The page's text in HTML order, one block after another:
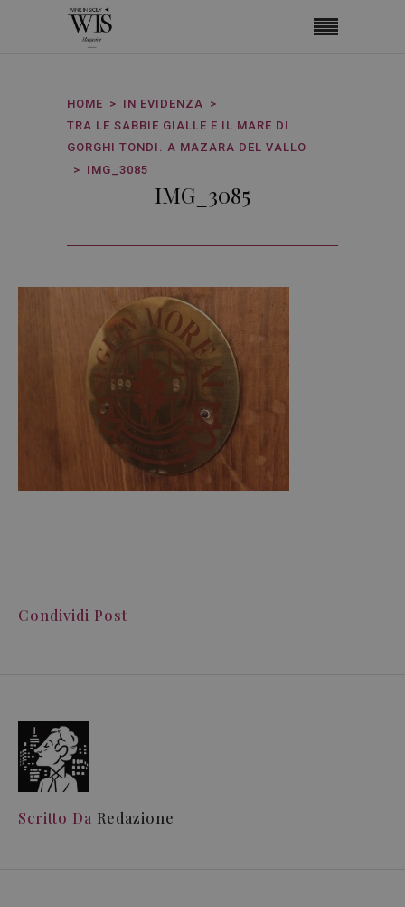
HOME
IN EVIDENZA
TRA LE SABBIE GIALLE E IL MARE DI
GORGHI TONDI. A MAZARA DEL VALLO
IMG_3085
IMG_3085
Condividi Post
Scritto Da Redazione